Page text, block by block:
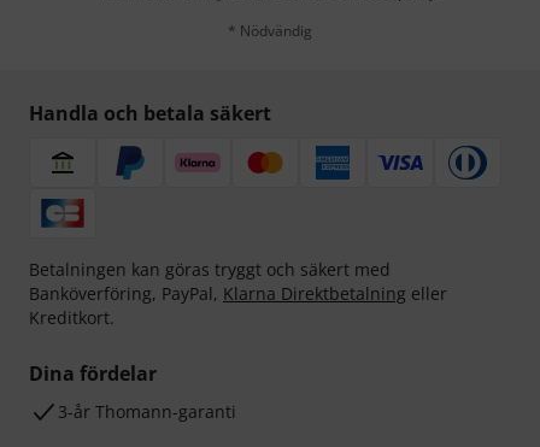
* Nödvändig
Handla och betala säkert
Betalningen kan göras tryggt och säkert med
Banköverföring, PayPal, Klarna Direktbetalning eller
Kreditkort.
Dina fördelar
3-år Thomann-garanti